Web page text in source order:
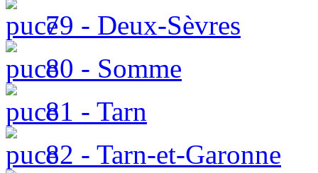
79 - Deux-Sèvres
80 - Somme
81 - Tarn
82 - Tarn-et-Garonne